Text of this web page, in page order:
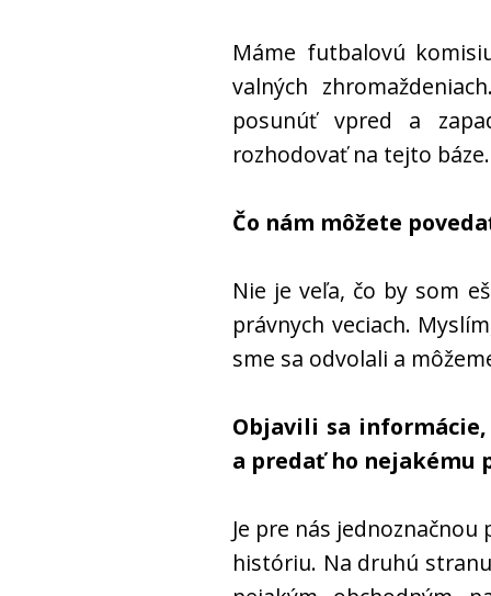
Máme futbalovú
valných
posunúť vpred a
rozhodovať na tejto báze.
Čo nám môžete
Nie je veľa, čo by som
právnych veciach.
sme sa odvolali a
Objavili sa
a predať ho nejakému
Je pre nás
históriu. Na druhú